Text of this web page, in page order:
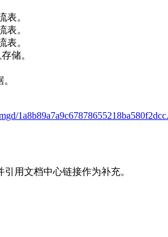
表。
表。
表。
储。
用文档中心链接作为补充。